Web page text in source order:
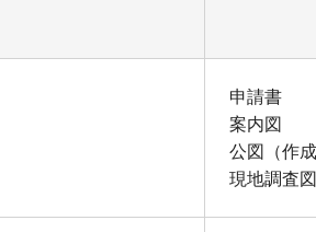
申請書
案内図
公図（作
現地調査